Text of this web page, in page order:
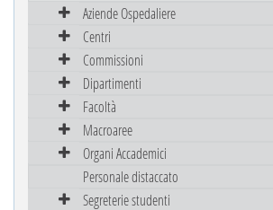
Aziende Ospedaliere
Centri
Commissioni
Dipartimenti
Facoltà
Macroaree
Organi Accademici
Personale distaccato
Segreterie studenti